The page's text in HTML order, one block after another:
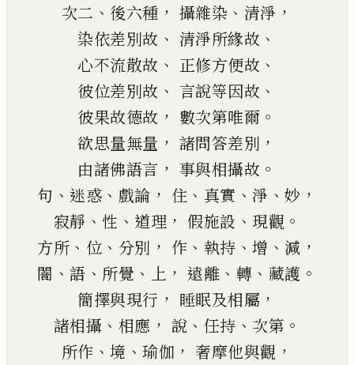
次二 、 後六種 ， 攝雜染 、 清淨 ，
染依差別故 、 清淨所緣故 、
心不流散故 、 正修方便故 、
彼位差別故 、 言說等因故 、
彼果故德故 ， 數次第唯爾 。
欲思量無量 ， 諸問答差別 ，
由諸佛語言 ， 事與相攝故 。
句 、 迷惑 、 戲論 ， 住 、 真實 、 淨 、 妙 ，
寂靜 、 性 、 道理 ， 假施設 、 現觀 。
方所 、 位 、 分別 ， 作 、 執持 、 增 、 減 ，
闇 、 語 、 所覺 、 上 ， 遠離 、 轉 、 藏護 。
簡擇與現行 ， 睡眠及相屬 ，
諸相攝 、 相應 ， 說 、 任持 、 次第 。
所作 、境 、瑜伽 ， 奢摩他與觀 ，